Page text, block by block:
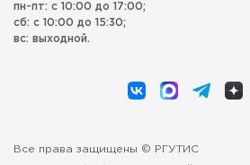
пн-пт: с 10:00 до 17:00;
сб: с 10:00 до 15:30;
вс: выходной.
Все права защищены © РГУТИС